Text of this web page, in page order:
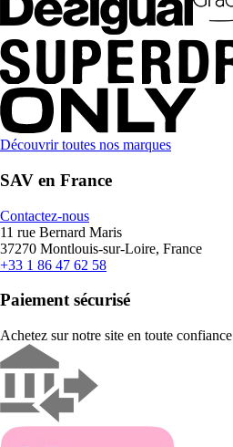
Découvrir toutes nos marques
SAV en France
Contactez-nous
11 rue Bernard Maris
37270 Montlouis-sur-Loire, France
+33 1 86 47 62 58
Paiement sécurisé
Achetez sur notre site en toute confiance